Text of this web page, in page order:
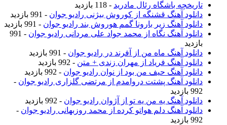
تاریخچه باشگاه رئال مادرید - 118 بازدید
دانلود آهنگ قشنگه از کوروش بیژنی رادیو جوان - 991 بازدید
دانلود آهنگ زیر بارونا گمم هوروش بند رادیو جوان - 991 بازدید
دانلود آهنگ نگاه از محمد جواد علی مردانی رادیو جوان
- 991
بازدید
دانلود آهنگ ماه من از آفرند در رادیو جوان - 991 بازدید
دانلود آهنگ فریاد از مهران زندی + متن - 992 بازدید
دانلود آهنگ حیف من بود از نوان رادیو جوان - 992 بازدید
دانلود آهنگ پشتت دروامدم از مرتضی گلزاری رادیو جوان -
992 بازدید
دانلود آهنگ یه من یه تو از آژوان رادیو جوان - 992 بازدید
دانلود آهنگ دلم هواتو کرده از محمد روزبهانی رادیو جوان -
992 بازدید